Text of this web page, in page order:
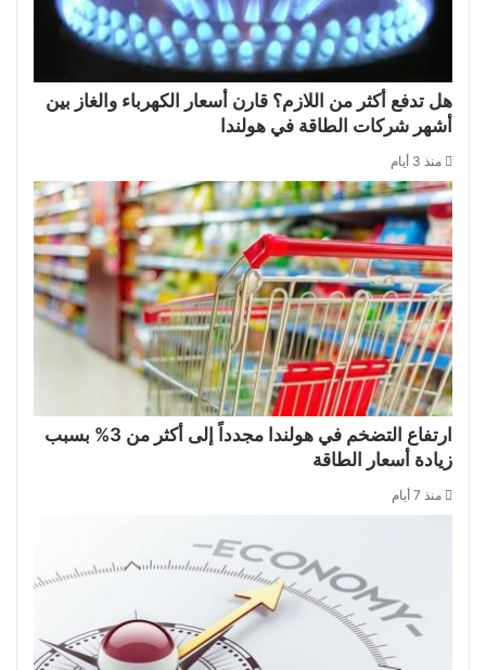
هل تدفع أكثر من اللازم؟ قارن أسعار الكهرباء والغاز بين
أشهر شركات الطاقة في هولندا
منذ 3 أيام
ارتفاع التضخم في هولندا مجدداً إلى أكثر من 3% بسبب
زيادة أسعار الطاقة
منذ 7 أيام